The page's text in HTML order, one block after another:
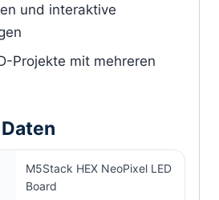
und interaktive
Projekte mit mehreren
M5Stack HEX NeoPixel LED
Board